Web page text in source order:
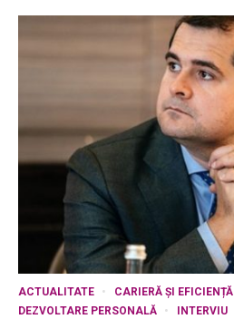
ACTUALITATE
CARIERĂ ȘI EFICIENȚĂ
DEZVOLTARE PERSONALĂ
INTERVIU